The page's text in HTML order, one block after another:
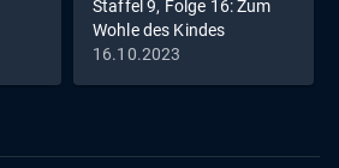
Staffel 9, Folge 16: Zum
Wohle des Kindes
16.10.2023